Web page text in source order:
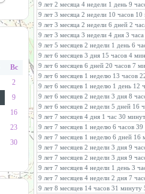
Вс
2
9
16
23
30
9 лет 2 месяца 4 недели 1 день 9
9 лет 3 месяца 2 недели 10 часов
9 лет 3 месяца 2 недели 6 дней 2
9 лет 3 месяца 3 недели 4 дня 3
9 лет 5 месяцев 2 недели 1 день 6
9 лет 6 месяцев 3 дня 15 часов 4
9 лет 6 месяцев 6 дней 20 часов 7
9 лет 6 месяцев 1 неделю 13 часов
9 лет 6 месяцев 1 неделю 1 день 12
9 лет 6 месяцев 2 недели 3 дня 8
9 лет 6 месяцев 2 недели 5 дней 16
9 лет 7 месяцев 4 дня 1 час 30
9 лет 7 месяцев 1 неделю 6 часов
9 лет 7 месяцев 1 неделю 6 дней 16
9 лет 7 месяцев 2 недели 3 дня 9
9 лет 7 месяцев 2 недели 3 дня 9
9 лет 7 месяцев 4 недели 1 день 3
9 лет 7 месяцев 4 недели 2 дня 7
9 лет 8 месяцев 14 часов 31 минуту